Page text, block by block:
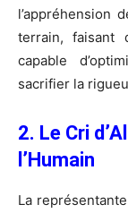
l’appréhension
terrain, faisant
capable
sacrifier la
2. Le Cri
l’Humain
La